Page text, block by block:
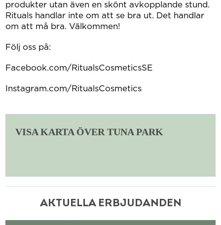
produkter utan även en skönt avkopplande stund.
Rituals handlar inte om att se bra ut. Det handlar
om att må bra. Välkommen!
Följ oss på:
Facebook.com/RitualsCosmeticsSE
Instagram.com/RitualsCosmetics
VISA KARTA ÖVER TUNA PARK
AKTUELLA ERBJUDANDEN